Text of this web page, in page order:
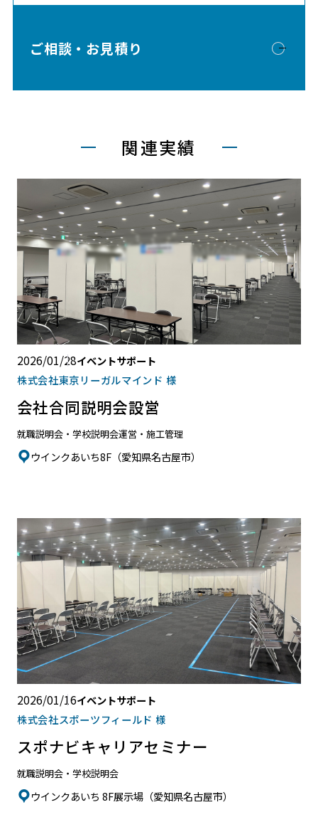
ご相談・お見積り
関連実績
2026/01/28イベントサポート
株式会社東京リーガルマインド 様
会社合同説明会設営
就職説明会・学校説明会運営・施工管理
ウインクあいち8F（愛知県名古屋市）
2026/01/16イベントサポート
株式会社スポーツフィールド 様
スポナビキャリアセミナー
就職説明会・学校説明会
ウインクあいち 8F展示場（愛知県名古屋市）